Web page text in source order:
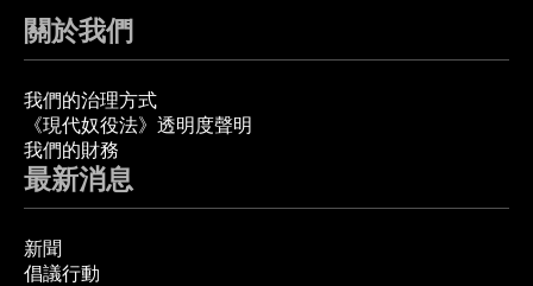
關於我們
我們的治理方式
《現代奴役法》透明度聲明
我們的財務
最新消息
新聞
倡議行動